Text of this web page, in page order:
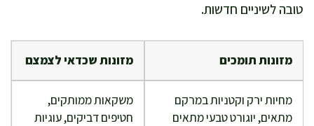
טובה לשיניים חדשות.
מזונות תומכים מזונות שכדאי לצמצם
מחיות ירק וקטניות במרקם
מתאים, יוגורט טבעי מתאים
משקאות ממותקים,
חטיפים דביקים, עוגיות